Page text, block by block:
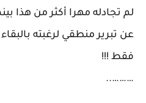
لم تجادله مهرا أكثر من هذا
عن تبرير منطقي لرغبته
فقط !!!
………..